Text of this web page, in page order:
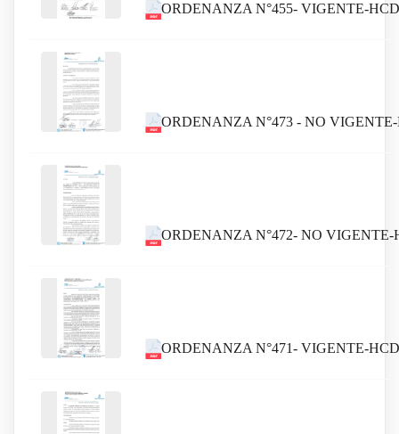
ORDENANZA N°455- VIGENTE-
ORDENANZA N°473 - NO
ORDENANZA N°472- NO VIGENTE-
ORDENANZA N°471- VIGENTE-